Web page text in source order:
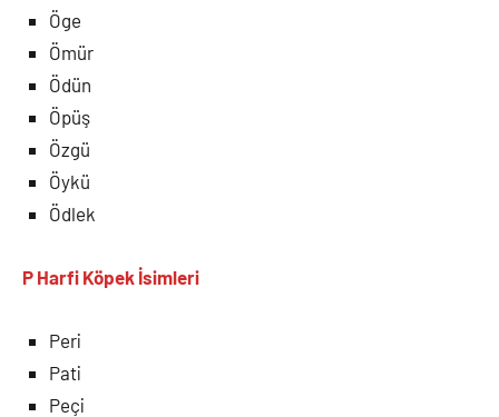
Öge
Ömür
Ödün
Öpüş
Özgü
Öykü
Ödlek
P Harfi Köpek İsimleri
Peri
Pati
Peçi